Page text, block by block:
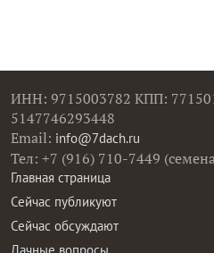
ИНН: 9715003782 КПП:
5147746293448
Email: info@7dach.ru
Тел: +7 (916) 710-7449
Главная страница
Сейчас публикуют
Сейчас обсуждают